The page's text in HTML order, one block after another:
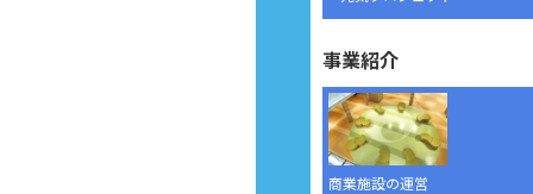
事業紹介
商業施設の運営